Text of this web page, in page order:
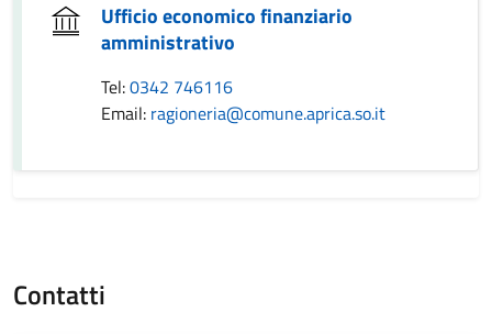
Ufficio economico finanziario
amministrativo
Tel:0342 746116
Email: ragioneria@comune.aprica.so.it
Contatti